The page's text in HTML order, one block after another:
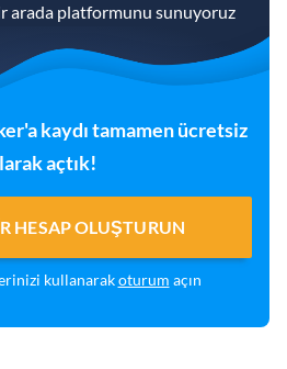
arada platformunu sunuyoruz
kaydı tamamen ücretsiz
açtık!
HESAP OLUŞTURUN
kullanarakoturum açın